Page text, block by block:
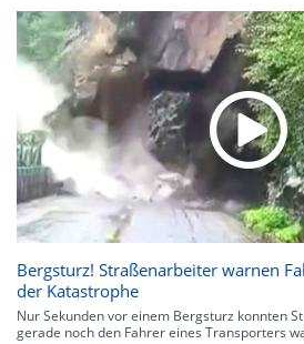
Bergsturz! Straßenarbeiter warnen
der Katastrophe
Nur Sekunden vor einem Bergsturz konnten
gerade noch den Fahrer eines Transporters